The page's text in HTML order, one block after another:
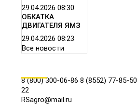
29.04.2026 08:30
ОБКАТКА
ДВИГАТЕЛЯ ЯМЗ
29.04.2026 08:23
Все новости
8 (800) 300-06-86 8 (8552) 77-85-50
22
RSagro@mail.ru